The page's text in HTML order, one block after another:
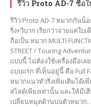
รีวิว Proto AD-7 ซื้อ
รีวิว Proto AD-7 หมวกกันน็
ริ่ง+วิบาก เรียกว่าจ่ายแค่ใบ
ถือเป็น หมวก MULTI
STREET / Touring
แบบนี้ ไม่ต้องใช้เครื่องมือเล
แบบแรก ที่เห็นอยู่นี้ คือ Full
หมวกแนวทัวริ่งเพิ่มเติมได้เ
สไลด์เพียงเท่านั้น และให้มี
เปลี่ยนหมุดด้านบนตัวหมวก